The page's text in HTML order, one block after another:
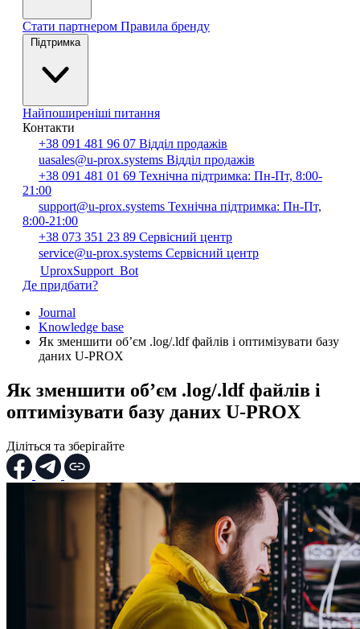
Стати партнером Правила бренду
Підтримка
Найпоширеніші питання
Контакти
+38 091 481 96 07 Відділ продажів
uasales@u-prox.systems Відділ продажів
+38 091 481 01 69 Технічна підтримка: Пн-Пт, 8:00-
21:00
support@u-prox.systems Технічна підтримка: Пн-Пт,
8:00-21:00
+38 073 351 23 89 Сервісний центр
service@u-prox.systems Сервісний центр
UproxSupport_Bot
Де придбати?
Journal
Knowledge base
Як зменшити об’єм .log/.ldf файлів і оптимізувати базу
даних U‑PROX
Як зменшити об’єм .log/.ldf файлів і
оптимізувати базу даних U‑PROX
Діліться та зберігайте